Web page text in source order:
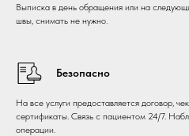
Выписка в день обращения или на
швы, снимать не нужно.
Безопасно
На все услуги предоставляется договор,
сертификаты. Связь с пациентом 24/7.
операции.